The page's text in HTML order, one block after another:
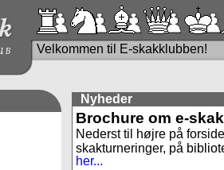
Velkommen til E-skakklubben!
Nyheder
Brochure om e-skak
Nederst til højre på
skakturneringer, på
her...